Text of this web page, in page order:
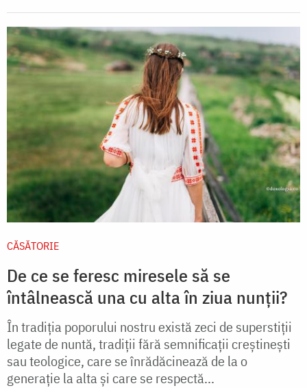
CĂSĂTORIE
De ce se feresc miresele să se
întâlnească una cu alta în ziua nunții?
În tradiția poporului nostru există zeci de superstiții
legate de nuntă, tradiții fără semnificații creștinești
sau teologice, care se înrădăcinează de la o
generaţie la alta și care se respectă...